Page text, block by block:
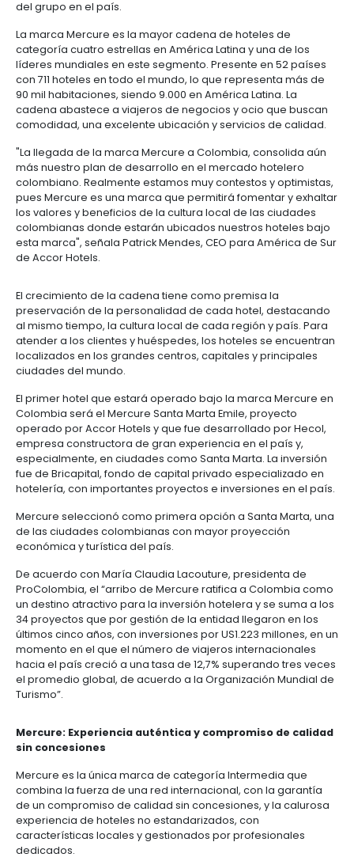
Alimentos
procesados
Cacao
y
derivados
Forestal
Frutas
y
verduras
renovable
Hidrógeno
verde
ciencias
Salud
y
ciencias
Cosméticos
y
cuidado
Farmacéutica
Infraestructura
Infraestructura
Agua
y
saneamiento
Infraestructura
Manufacturas
Manufacturas
Aeronáutica
Astilleros
Automotriz
Materiales
de
construcción
Tecnología
y
creatividad
Tecnología
creatividad
Audiovisual
Centros
de
servicios
compartidos
Data
centers
Outsourcing
de
servicios
-
BPO
TI
Otros
Otros
sectores
Agroquímicos
Infraestructura
en
turismo
Logística
Moda
y
textiles
extranjera
2.
Régimen
corporativo
Cumplimiento
y
gobierno
corporativo
Derecho
laboral
y
migratorio
5.
Relaciones
con
el
estado
6.
Propiedad
intelectual
7.
Impuestos,
aduanas
y
comercio
Régimen
de
zonas
francas
oportunidades
Buscador
de
oportunidades
Inversionista
Empresario
colombiano
Directorio
de
servicios
Recursos
de
información
Mapa
de
por
región
Oportunidades
de
Inversión
Regional
Mercure se suma a las marcas Sofitel e ibis en
mercado colombiano
AccorHotels, mayor operadora de Hoteles en el
anuncia la llegada de la marca Mercure a
suma a Sofitel e ibis y que hace parte del plan de
del grupo en el país.
La marca Mercure es la mayor cadena de hoteles
categoría cuatro estrellas en América Latina y una
líderes mundiales en este segmento. Presente en
con 711 hoteles en todo el mundo, lo que
90 mil habitaciones, siendo 9.000 en América
comodidad, una excelente ubicación y servicios
"La llegada de la marca Mercure a Colombia,
más nuestro plan de desarrollo en el mercado
colombiano. Realmente estamos muy contestos y
los valores y beneficios de la cultura local de las
colombianas donde estarán ubicados nuestros
esta marca", señala Patrick Mendes, CEO para
de Accor Hotels.
preservación de la personalidad de cada hotel,
al mismo tiempo, la cultura local de cada región y
localizados en los grandes centros, capitales y
ciudades del mundo.
El primer hotel que estará operado bajo la marca
Colombia será el Mercure Santa Marta Emile,
operado por Accor Hotels y que fue desarrollado
empresa constructora de gran experiencia en el
fue de Bricapital, fondo de capital privado
hotelería, con importantes proyectos e inversiones
Mercure seleccionó como primera opción a Santa
de las ciudades colombianas con mayor
económica y turística del país.
De acuerdo con María Claudia Lacouture,